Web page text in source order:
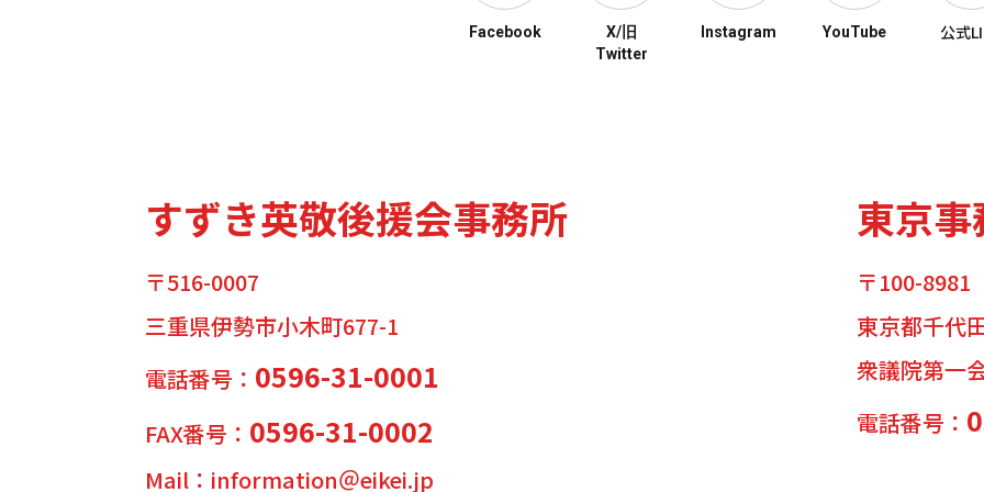
Facebook
X/旧
Twitter
Instagram YouTube 公式
すずき英敬後援会事務所
〒516-0007
三重県伊勢市小木町677-1
電話番号： 0596-31-0001
FAX番号： 0596-31-0002
Mail：information＠eikei.jp
東京
〒100-8981
東京都千代
衆議院第一
電話番号：